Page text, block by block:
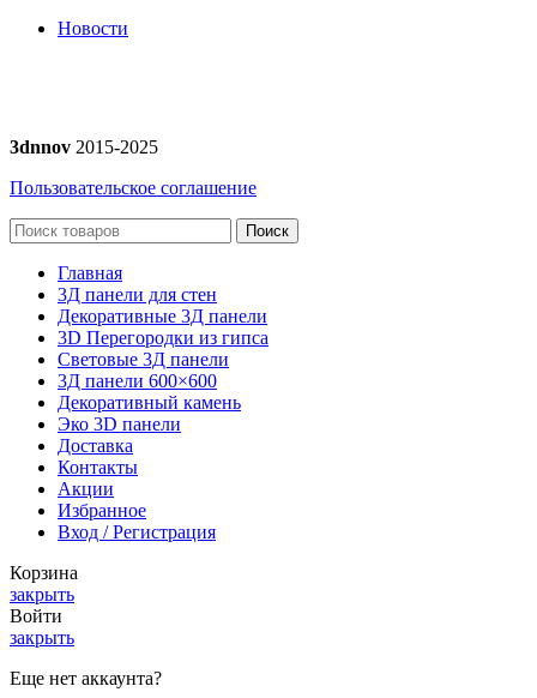
Новости
3dnnov 2015-2025
Пользовательское соглашение
Поиск
Главная
3Д панели для стен
Декоративные 3Д панели
3D Перегородки из гипса
Световые 3Д панели
3Д панели 600×600
Декоративный камень
Эко 3D панели
Доставка
Контакты
Акции
Избранное
Вход / Регистрация
Корзина
закрыть
Войти
закрыть
Еще нет аккаунта?